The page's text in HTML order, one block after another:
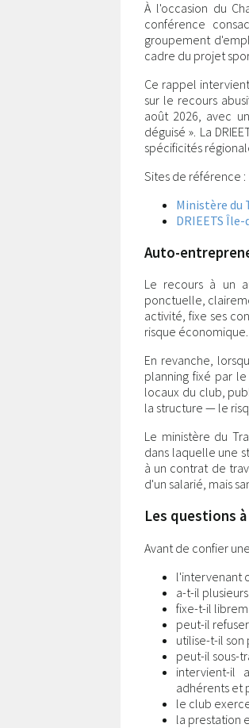
À l'occasion du
conférence
groupement
cadre du projet
Ce rappel
sur le recours
août 2026, avec
déguisé ». La
spécificités
Sites de référence :
Ministère du
DRIEETS
Auto-
Le recours à un
ponctuelle,
activité, fixe ses
risque économique.
En revanche,
planning fixé par
locaux du club,
la structure — le
Le ministère du
dans laquelle une
à un contrat de
d'un salarié, mais
Les questions
Avant de confier
l'intervenant
a-t-il
fixe-t-il
peut-il
utilise-t-il son
peut-il sous-
intervient-il
adhérents et
le club
la prestation